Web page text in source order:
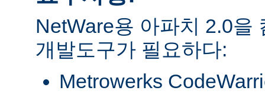
NetWare용 아파치 2.0을
개발도구가 필요하다:
Metrowerks